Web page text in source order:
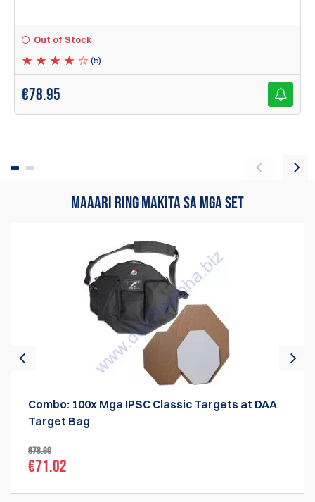
Out of Stock
(5)
€78.95
MAAARI RING MAKITA SA MGA SET
Combo: 100x Mga IPSC Classic Targets at DAA
Target Bag
€78.90
€71.02